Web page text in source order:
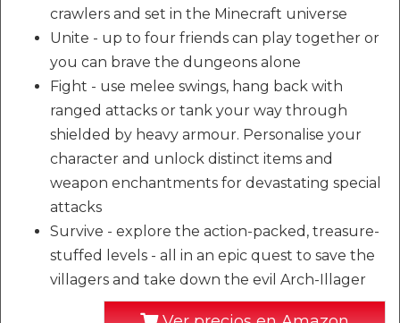
crawlers and set in the Minecraft universe
Unite - up to four friends can play together or
you can brave the dungeons alone
Fight - use melee swings, hang back with
ranged attacks or tank your way through
shielded by heavy armour. Personalise your
character and unlock distinct items and
weapon enchantments for devastating special
attacks
Survive - explore the action-packed, treasure-
stuffed levels - all in an epic quest to save the
villagers and take down the evil Arch-Illager